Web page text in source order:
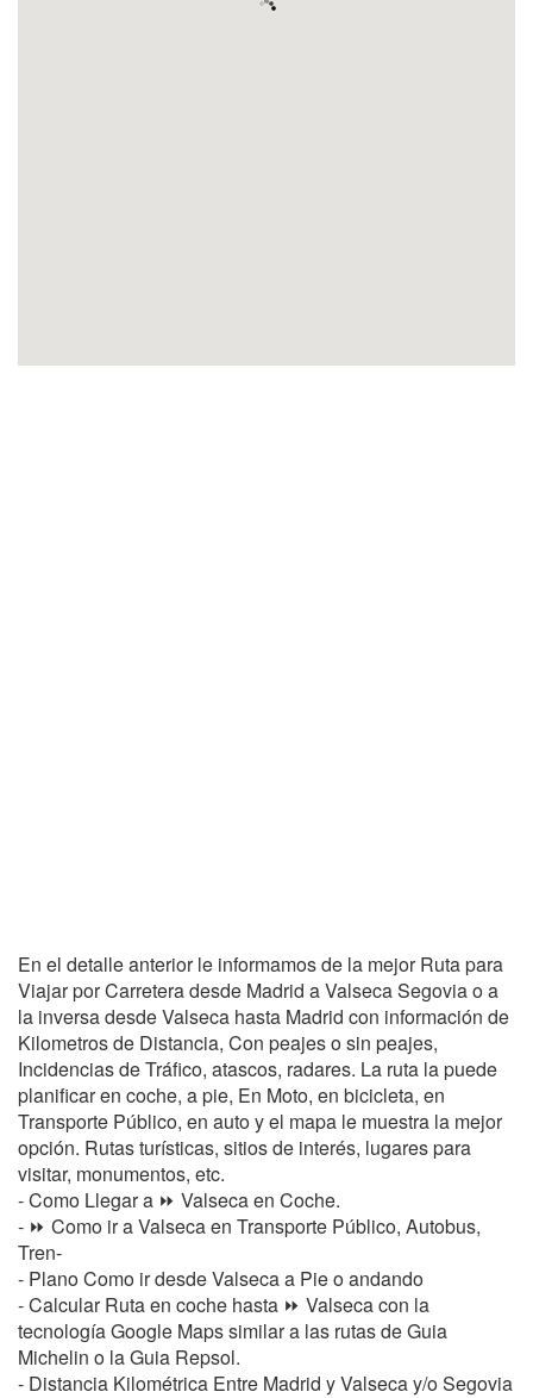
En el detalle anterior le informamos de la mejor Ruta para
Viajar por Carretera desde Madrid a Valseca Segovia o a
la inversa desde Valseca hasta Madrid con información de
Kilometros de Distancia, Con peajes o sin peajes,
Incidencias de Tráfico, atascos, radares. La ruta la puede
planificar en coche, a pie, En Moto, en bicicleta, en
Transporte Público, en auto y el mapa le muestra la mejor
opción. Rutas turísticas, sitios de interés, lugares para
visitar, monumentos, etc.
- Como Llegar a ⏩ Valseca en Coche.
- ⏩ Como ir a Valseca en Transporte Público, Autobus,
Tren-
- Plano Como ir desde Valseca a Pie o andando
- Calcular Ruta en coche hasta ⏩ Valseca con la
tecnología Google Maps similar a las rutas de Guia
Michelin o la Guia Repsol.
- Distancia Kilométrica Entre Madrid y Valseca y/o Segovia